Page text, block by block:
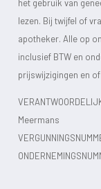
het gebruik van
lezen. Bij twijfel of
apotheker. Alle op
inclusief BTW en
prijswijzigingen en
Meermans